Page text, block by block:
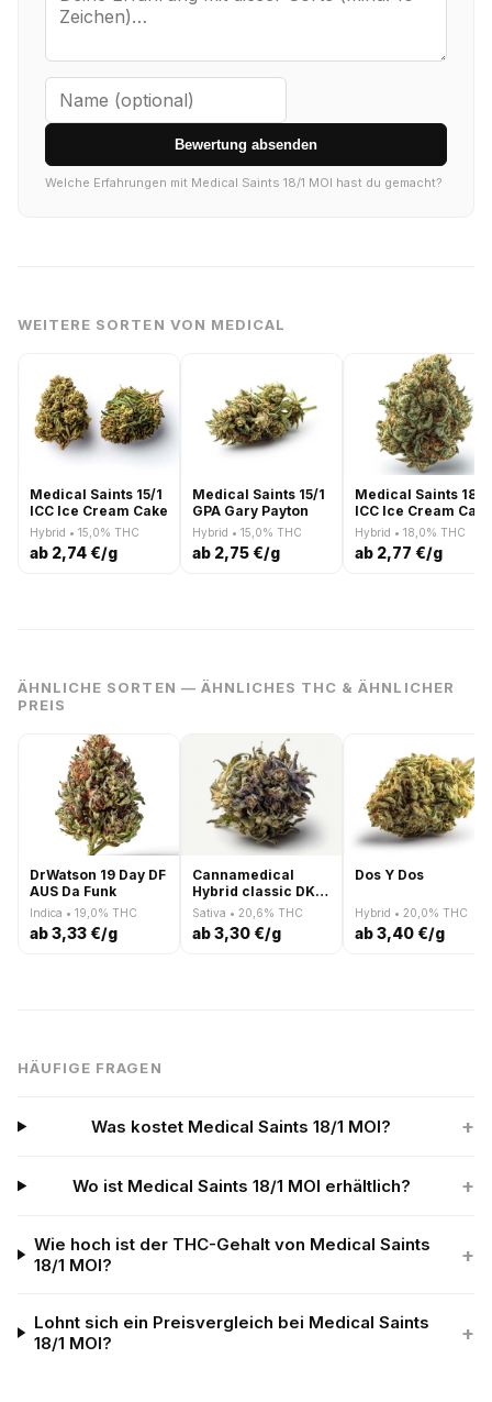
Bewertung absenden
Welche Erfahrungen mit Medical Saints 18/1 MOI hast du gemacht?
WEITERE SORTEN VON MEDICAL
Medical Saints 15/1
ICC Ice Cream Cake
Hybrid • 15,0% THC
ab 2,74 €/g
Medical Saints 15/1
GPA Gary Payton
Hybrid • 15,0% THC
ab 2,75 €/g
Medical Saints 18/1
ICC Ice Cream Cake
Hybrid • 18,0% THC
ab 2,77 €/g
ÄHNLICHE SORTEN — ÄHNLICHES THC & ÄHNLICHER
PREIS
DrWatson 19 Day DF
AUS Da Funk
Indica • 19,0% THC
ab 3,33 €/g
Cannamedical
Hybrid classic DK
Ghost Train Haze
Sativa • 20,6% THC
ab 3,30 €/g
Dos Y Dos
Hybrid • 20,0% THC
ab 3,40 €/g
HÄUFIGE FRAGEN
Was kostet Medical Saints 18/1 MOI? +
Wo ist Medical Saints 18/1 MOI erhältlich? +
Wie hoch ist der THC-Gehalt von Medical Saints
18/1 MOI?
+
Lohnt sich ein Preisvergleich bei Medical Saints
18/1 MOI?
+